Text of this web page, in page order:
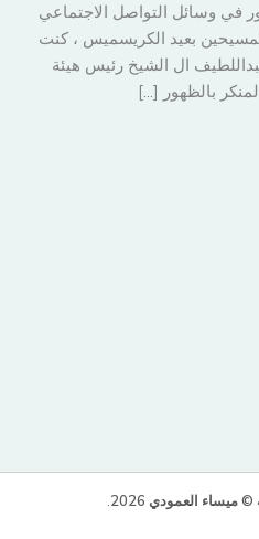
في وسائل التواصل الاجتماعي
بعيد الكريسميس ، كنت
ال الشيخ رئيس هيئة
بالظهور […]
العمودي 2026